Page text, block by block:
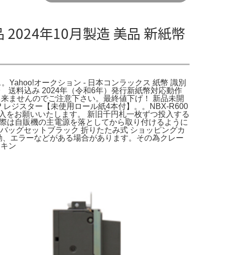
年10月製造 美品 新紙幣
Yahoo!オークション - 日本コンラックス 紙幣 識別
込み 2024年（令和6年）発行新紙幣対応動作
ませんのでご注意下さい。最終値下げ！ 新品未開
ジスター【未使用ロール紙4本付】。。NBX-R600
をお願いいたします。 新旧千円札一枚ずつ投入する
は自販機の主電源を落としてから取り付けるように
ッグセットブラック 折りたたみ式 ショッピングカ
エラーなどがある場合があります。その為クレー
ン